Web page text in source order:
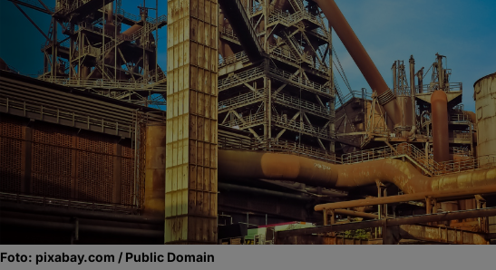
Foto: pixabay.com / Public Domain